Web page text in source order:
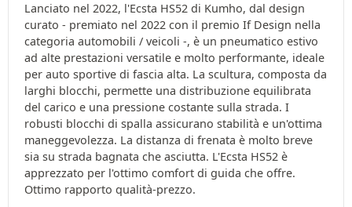
Lanciato nel 2022, l'Ecsta HS52 di Kumho, dal design
curato - premiato nel 2022 con il premio If Design nella
categoria automobili / veicoli -, è un pneumatico estivo
ad alte prestazioni versatile e molto performante, ideale
per auto sportive di fascia alta. La scultura, composta da
larghi blocchi, permette una distribuzione equilibrata
del carico e una pressione costante sulla strada. I
robusti blocchi di spalla assicurano stabilità e un'ottima
maneggevolezza. La distanza di frenata è molto breve
sia su strada bagnata che asciutta. L'Ecsta HS52 è
apprezzato per l'ottimo comfort di guida che offre.
Ottimo rapporto qualità-prezzo.